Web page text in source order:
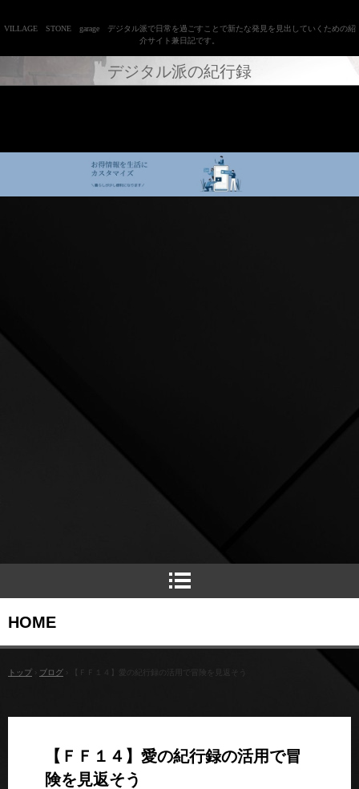
デジタル派の紀行録
VILLAGE STONE garage デジタル派で日常を過ごすことで新たな発見を見出していくための紹
介サイト兼日記です。
HOME
トップ ブログ 【ＦＦ１４】愛の紀行録の活用で冒険を見返そう
【ＦＦ１４】愛の紀行録の活用で冒
険を見返そう